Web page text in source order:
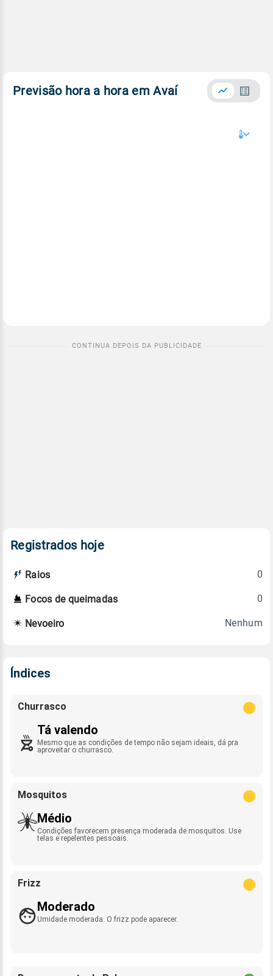
Previsão hora a hora em Avaí
Registrados hoje
Raios 0
Focos de queimadas 0
Nevoeiro Nenhum
Índices
Churrasco
Tá valendo
Mesmo que as condições de tempo não sejam ideais, dá pra
aproveitar o churrasco.
Mosquitos
Médio
Condições favorecem presença moderada de mosquitos. Use
telas e repelentes pessoais.
Frizz
Moderado
Umidade moderada. O frizz pode aparecer.